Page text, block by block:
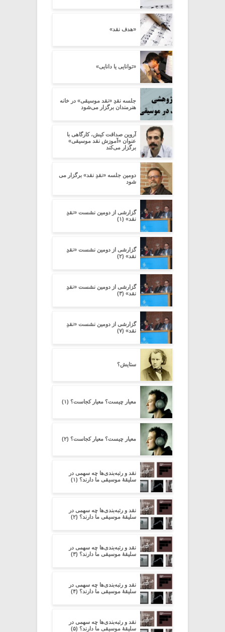
«هدف نقد»
«توانایی یا دانایی»
جلسه نقدِ «نقد موسیقی» در خانه
هنرمندان برگزار می‌شود
آروین صداقت کیش، کارگاهی با
عنوان «آموزش نقد موسیقی»
برگزار می‌کند
دومین جلسه «نقدِ نقد» برگزار می
شود
گزارشی از دومین نشست «نقدِ
نقد» (۱)
گزارشی از دومین نشست «نقدِ
نقد» (۲)
گزارشی از دومین نشست «نقدِ
نقد» (۳)
گزارشی از دومین نشست «نقدِ
نقد» (۷)
ستایش؟
معیار چیست؟ معیار کجاست؟ (۱)
معیار چیست؟ معیار کجاست؟ (۲)
نقد و رتبه‌بندی‌ها چه سهمی در
سلیقۀ موسیقی ما دارند؟ (۱)
نقد و رتبه‌بندی‌ها چه سهمی در
سلیقۀ موسیقی ما دارند؟ (۲)
نقد و رتبه‌بندی‌ها چه سهمی در
سلیقۀ موسیقی ما دارند؟ (۳)
نقد و رتبه‌بندی‌ها چه سهمی در
سلیقۀ موسیقی ما دارند؟ (۴)
نقد و رتبه‌بندی‌ها چه سهمی در
سلیقۀ موسیقی ما دارند؟ (۵)